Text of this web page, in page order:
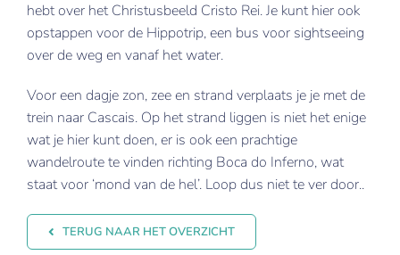
hebt over het Christusbeeld Cristo Rei. Je kunt hier ook
opstappen voor de Hippotrip, een bus voor sightseeing
over de weg en vanaf het water.
Voor een dagje zon, zee en strand verplaats je je met de
trein naar Cascais. Op het strand liggen is niet het enige
wat je hier kunt doen, er is ook een prachtige
wandelroute te vinden richting Boca do Inferno, wat
staat voor ‘mond van de hel’. Loop dus niet te ver door..
TERUG NAAR HET OVERZICHT